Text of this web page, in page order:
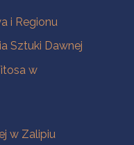
i Regionu
Sztuki Dawnej
w
w Zalipiu